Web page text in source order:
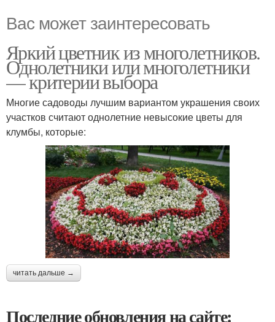
Вас может заинтересовать
Яркий цветник из многолетников.
Однолетники или многолетники
— критерии выбора
Многие садоводы лучшим вариантом украшения своих
участков считают однолетние невысокие цветы для
клумбы, которые:
читать дальше →
Последние обновления на сайте: